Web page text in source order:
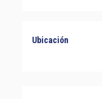
Ubicación